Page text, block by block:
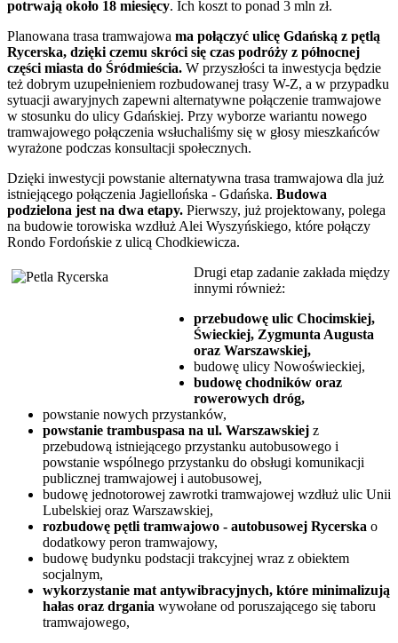
potrwają około 18 miesięcy. Ich koszt to ponad 3 mln zł.
Planowana trasa tramwajowa ma połączyć ulicę Gdańską z pętlą
Rycerska, dzięki czemu skróci się czas podróży z północnej
części miasta do Śródmieścia. W przyszłości ta inwestycja będzie
też dobrym uzupełnieniem rozbudowanej trasy W-Z, a w przypadku
sytuacji awaryjnych zapewni alternatywne połączenie tramwajowe
w stosunku do ulicy Gdańskiej. Przy wyborze wariantu nowego
tramwajowego połączenia wsłuchaliśmy się w głosy mieszkańców
wyrażone podczas konsultacji społecznych.
Dzięki inwestycji powstanie alternatywna trasa tramwajowa dla już
istniejącego połączenia Jagiellońska - Gdańska. Budowa
podzielona jest na dwa etapy. Pierwszy, już projektowany, polega
na budowie torowiska wzdłuż Alei Wyszyńskiego, które połączy
Rondo Fordońskie z ulicą Chodkiewicza.
Drugi etap zadanie zakłada między
innymi również:
przebudowę ulic Chocimskiej,
Świeckiej, Zygmunta Augusta
oraz Warszawskiej,
budowę ulicy Nowoświeckiej,
budowę chodników oraz
rowerowych dróg,
powstanie nowych przystanków,
powstanie trambuspasa na ul. Warszawskiej z
przebudową istniejącego przystanku autobusowego i
powstanie wspólnego przystanku do obsługi komunikacji
publicznej tramwajowej i autobusowej,
budowę jednotorowej zawrotki tramwajowej wzdłuż ulic Unii
Lubelskiej oraz Warszawskiej,
rozbudowę pętli tramwajowo - autobusowej Rycerska o
dodatkowy peron tramwajowy,
budowę budynku podstacji trakcyjnej wraz z obiektem
socjalnym,
wykorzystanie mat antywibracyjnych, które minimalizują
hałas oraz drgania wywołane od poruszającego się taboru
tramwajowego,